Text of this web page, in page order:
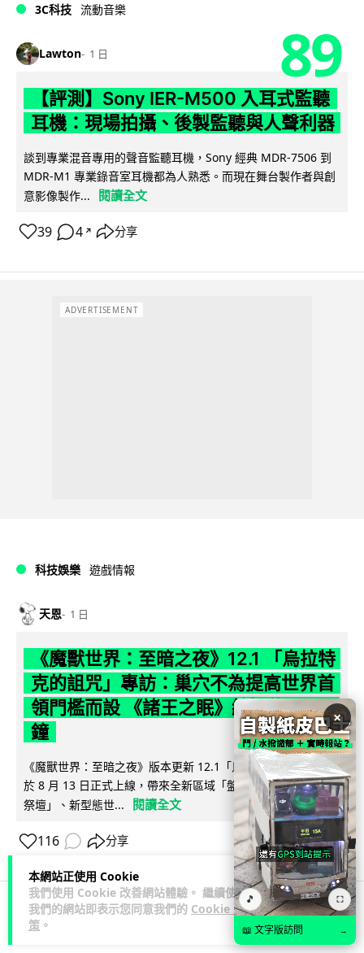
本網站正使用 Cookie
我們使用 Cookie 改善網站體驗。 繼續使用
我們的網站即表示您同意我們的 Cookie 政
策 。
3C科技 流動音樂
Lawton 1 日 89
【評測】Sony IER-M500 入耳式監聽
耳機：現場拍攝、後製監聽與人聲利器
談到專業混音專用的聲音監聽耳機，Sony 經典 MDR-7506 到
MDR-M1 專業錄音室耳機都為人熟悉。而現在舞台製作者與創
意影像製作...
閱讀全文
39 4 ↗ 分享
ADVERTISEMENT
科技娛樂 遊戲情報
天恩 1 日
《魔獸世界：至暗之夜》12.1 「烏拉特
克的詛咒」專訪：巢穴不為提高世界首
領門檻而設 《諸王之眠》縮短約 10 分
鐘
《魔獸世界：至暗之夜》版本更新 12.1「烏拉特克的詛咒」將
於 8 月 13 日正式上線，帶來全新區域「盤蛇島」、地城「毒牙
祭壇」、新型態世...
閱讀全文
116 分享
科技娛樂
×
🎵 ⛶
📖 文字版訪問 →